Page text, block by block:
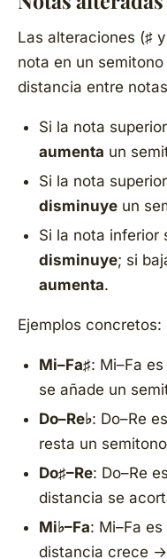
Las alteraciones (♯
nota en un
distancia entre
Si la nota
aumenta un
Si la nota
disminuyeun
Si la nota inferior
disminuye; si
aumenta.
Ejemplos concretos:
Mi–Fa♯: Mi–Fa
se añade un
Do–Re♭: Do–Re
resta un
Do♯–Re: Do–Re
distancia se
Mi♭–Fa: Mi–Fa
distancia crece →